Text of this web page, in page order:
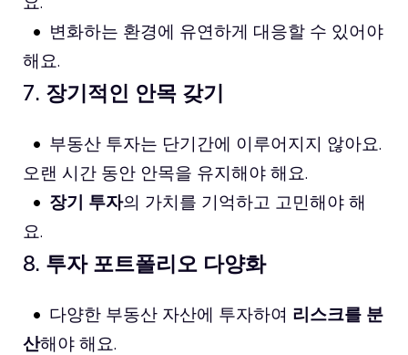
변화하는 환경에 유연하게 대응할 수 있어야
해요.
7. 장기적인 안목 갖기
부동산 투자는 단기간에 이루어지지 않아요.
오랜 시간 동안 안목을 유지해야 해요.
장기 투자의 가치를 기억하고 고민해야 해
요.
8. 투자 포트폴리오 다양화
다양한 부동산 자산에 투자하여 리스크를 분
산해야 해요.